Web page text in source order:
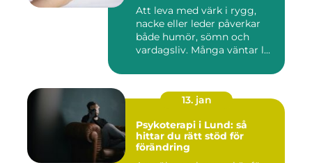
Att leva med värk i rygg,
nacke eller leder påverkar
både humör, sömn och
vardagsliv. Många väntar l...
13. jan
Psykoterapi i Lund: så
hittar du rätt stöd för
förändring